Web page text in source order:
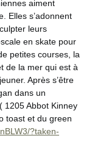
aiment
Elles s’adonnent
leurs
en skate pour
petites courses, la
de la mer qui est à
Après s’être
dans un
1205 Abbot Kinney
toast et du green
?taken-